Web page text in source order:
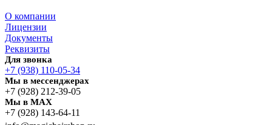
О компании
Лицензии
Документы
Реквизиты
Для звонка
+7 (938) 110-05-34
Мы в мессенджерах
+7 (928) 212-39-05
Мы в MAX
+7 (928) 143-64-11